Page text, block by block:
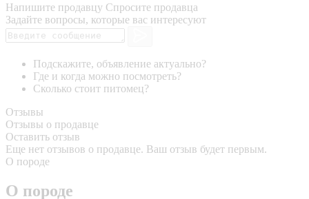
Напишите продавцу Спросите продавца
Задайте вопросы, которые вас интересуют
Подскажите, объявление актуально?
Где и когда можно посмотреть?
Сколько стоит питомец?
Отзывы
Отзывы о продавце
Оставить отзыв
Еще нет отзывов о продавце. Ваш отзыв будет первым.
О породе
О породе